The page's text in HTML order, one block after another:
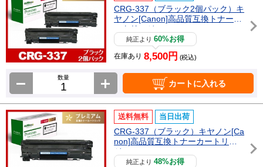
CRG-337（ブラック2個パック）キ
ヤノン[Canon]高品質互換トナーカ
ートリッジ
純正より60%お得
在庫あり 8,500円 (税込)
数量
カートに入れる
送料無料 当日出荷
CRG-337（ブラック）キヤノン[Ca
non]高品質互換トナーカートリッ
ジ
純正より48%お得